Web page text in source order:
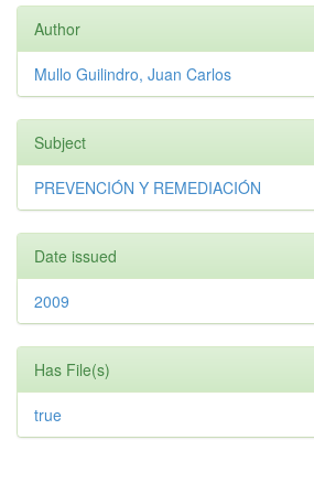
Author
Mullo Guilindro, Juan Carlos
Subject
PREVENCIÓN Y REMEDIACIÓN
Date issued
2009
Has File(s)
true